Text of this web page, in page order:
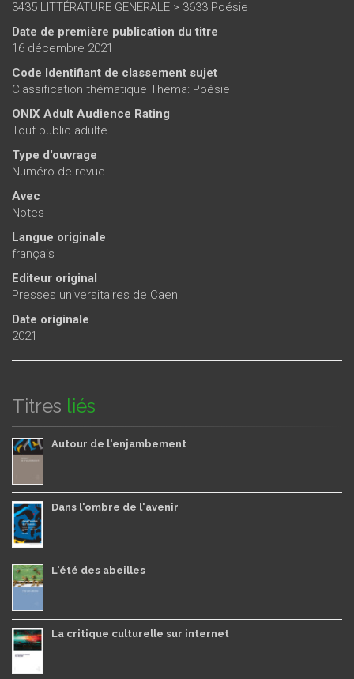
3435 LITTÉRATURE GENERALE > 3633 Poésie
Date de première publication du titre
16 décembre 2021
Code Identifiant de classement sujet
Classification thématique Thema: Poésie
ONIX Adult Audience Rating
Tout public adulte
Type d'ouvrage
Numéro de revue
Avec
Notes
Langue originale
français
Editeur original
Presses universitaires de Caen
Date originale
2021
Titres liés
Autour de l'enjambement
Dans l'ombre de l'avenir
L'été des abeilles
La critique culturelle sur internet